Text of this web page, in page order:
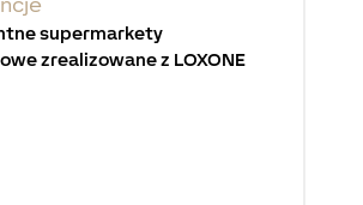
supermarkety
zrealizowane z LOXONE